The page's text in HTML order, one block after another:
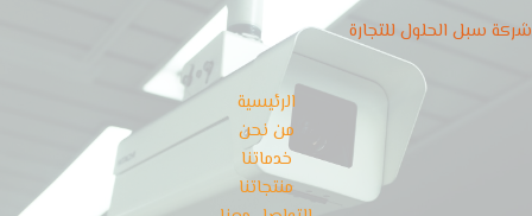
شركة سبل الحلول للتجارة
الرئيسية
من نحن
خدماتنا
منتجاتنا